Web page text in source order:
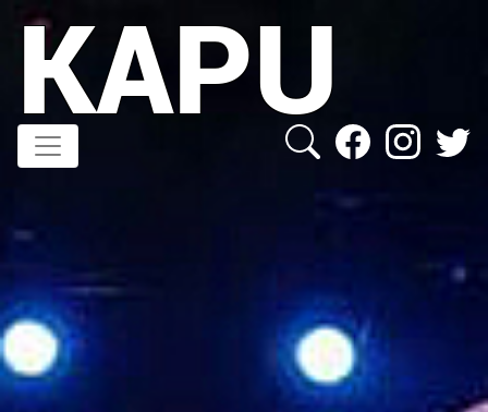
Direkt
Inhalt
KAPU